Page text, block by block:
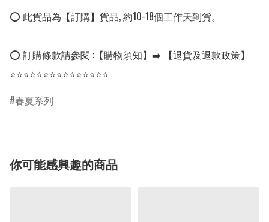
⭕ 此貨品為【訂購】貨品, 約10-18個工作天到貨。
⭕ 訂購條款請參閱 :【購物須知】➡️ 【退貨及退款政策】
⭐⭐⭐⭐⭐⭐⭐⭐⭐⭐⭐⭐⭐⭐⭐
春夏系列
你可能感興趣的商品